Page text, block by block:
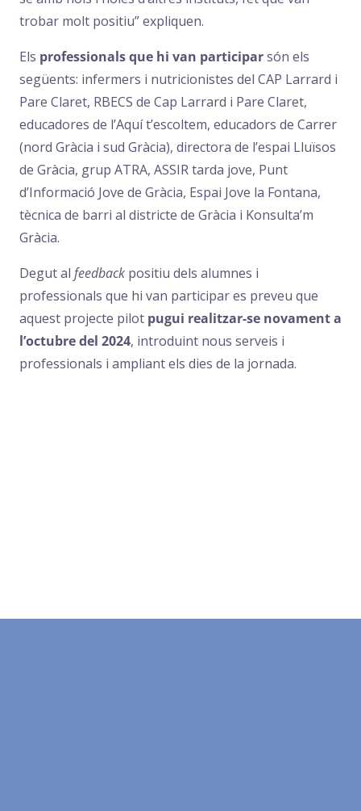
trobar molt positiu” expliquen.
Els professionals que hi van participarsón els
següents: infermers i nutricionistes del CAP Larrard i
Pare Claret, RBECS de Cap Larrard i Pare Claret,
educadores de l’Aquí t’escoltem, educadors de Carrer
(nord Gràcia i sud Gràcia), directora de l’espai Lluïsos
de Gràcia, grup ATRA, ASSIR tarda jove, Punt
d’Informació Jove de Gràcia, Espai Jove la Fontana,
tècnica de barri al districte de Gràcia i Konsulta’m
Gràcia.
Degut al feedback positiu dels alumnes i
professionals que hi van participar es preveu que
aquest projecte pilot pugui realitzar-se novament a
l’octubre del 2024, introduint nous serveis i
professionals i ampliant els dies de la jornada.